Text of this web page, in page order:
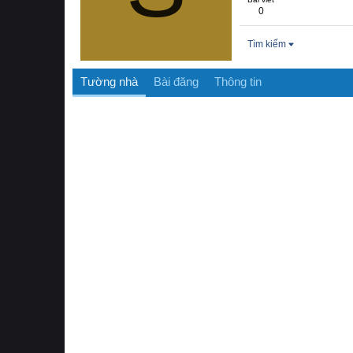
0
Tìm kiếm
Tường nhà Bài đăng Thông tin